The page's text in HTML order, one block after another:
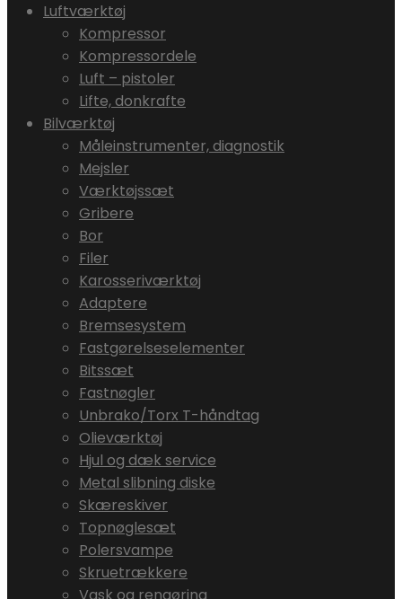
Luftværktøj
Kompressor
Kompressordele
Luft – pistoler
Lifte, donkrafte
Bilværktøj
Måleinstrumenter, diagnostik
Mejsler
Værktøjssæt
Gribere
Bor
Filer
Karosseriværktøj
Adaptere
Bremsesystem
Fastgørelseselementer
Bitssæt
Fastnøgler
Unbrako/Torx T-håndtag
Olieværktøj
Hjul og dæk service
Metal slibning diske
Skæreskiver
Topnøglesæt
Polersvampe
Skruetrækkere